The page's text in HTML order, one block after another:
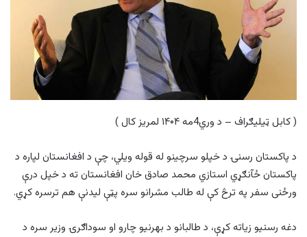
( کابل ټیلیګراف – د وري4مه ۱۴۰۴ لمریز کال )
د پاکستان رسنۍ د خپلو سرچینو له قوله ویلي، چې د افغانستان لپاره د
پاکستان ځآنګړي استازي محمد صادق خان افغانستان ته د خپل درې
ورځنی سفر په ترڅ کې له طالب مشرانو سره پټې لیدنې هم ترسره کړي.
دغه رسنیو زیاته کړې، د طالبانو د بهرنیو چارو او سوداګرۍ وزیر سره د